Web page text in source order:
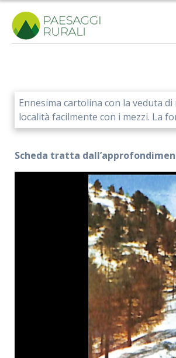
contenuto
Ennesima cartolina con la veduta
località facilmente con i mezzi. La
Scheda tratta